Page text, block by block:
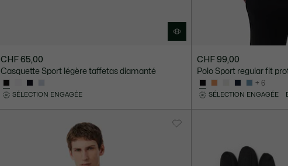
CHF 65,00
Casquette Sport légère taffetas diamanté
SÉLECTION ENGAGÉE
CHF 99,00
Polo Sport regular fit
+ 6
SÉLECTION ENGAGÉE